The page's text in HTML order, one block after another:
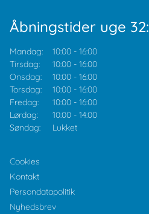
Åbningstider uge 32:
Mandag: 10:00 - 16:00
Tirsdag:
10:00 - 16:00
Onsdag:
10:00 - 16:00
Torsdag:
10:00 - 16:00
Fredag:
10:00 - 16:00
Lørdag:
10:00 - 14:00
Søndag:
Lukket
Cookies
Kontakt
Persondatapolitik
Nyhedsbrev